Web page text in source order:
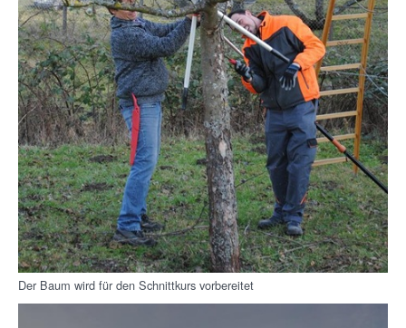
Der Baum wird für den Schnittkurs vorbereitet